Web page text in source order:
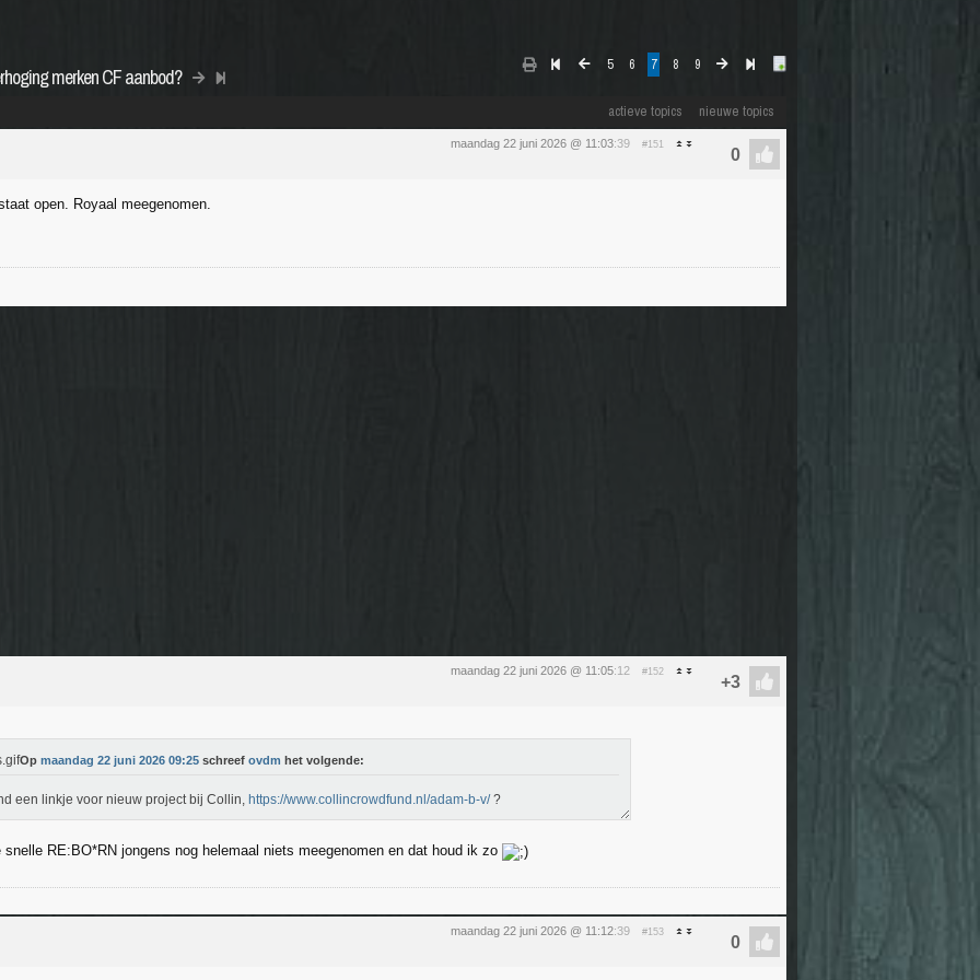
5 6 7 8 9
merken CF aanbod?
actieve topics nieuwe topics
maandag 22 juni 2026 @ 11:03:39 #151
open. Royaal meegenomen.
maandag 22 juni 2026 @ 11:05:12 #152
Op maandag 22 juni 2026 09:25 schreef ovdm het volgende:
een linkje voor nieuw project bij Collin, https://www.collincrowdfund.nl/adam-b-v/?
RE:BO*RN jongens nog helemaal niets meegenomen en dat houd ik zo
maandag 22 juni 2026 @ 11:12:39 #153